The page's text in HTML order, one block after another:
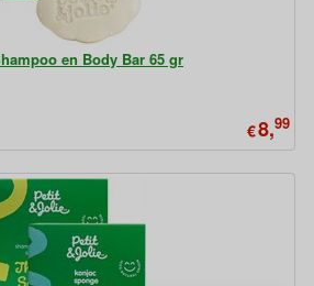
en Body Bar 65 gr
€8,99